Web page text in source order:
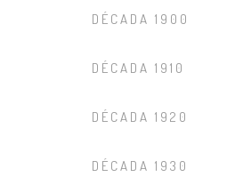
DÉCADA 1900
DÉCADA 1910
DÉCADA 1920
DÉCADA 1930